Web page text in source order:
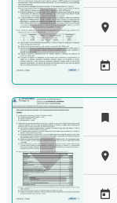
 




